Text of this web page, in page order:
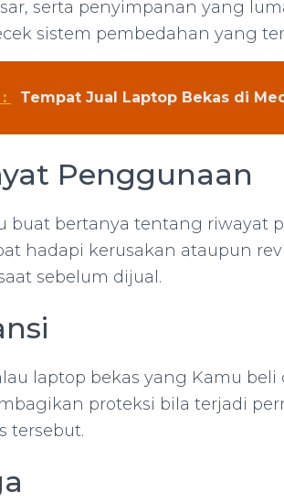
serta penyimpanan yang
sistem pembedahan yang
Tempat Jual Laptop Bekas di
Penggunaan
buat bertanya tentang riwayat
hadapi kerusakan ataupun
sebelum dijual.
laptop bekas yang Kamu
proteksi bila terjadi
tersebut.